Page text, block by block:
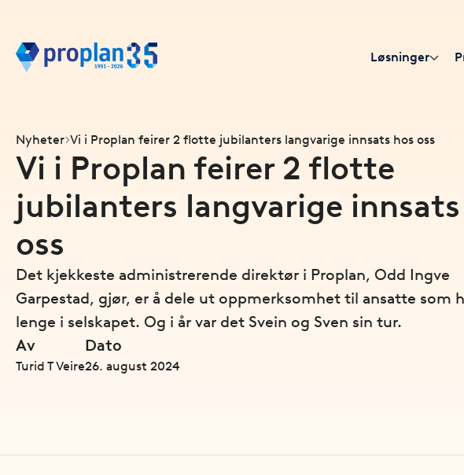
Løsninger
Nyheter Vi i Proplan feirer 2 flotte jubilanters langvarige innsats hos oss
Vi i Proplan feirer 2 flotte
jubilanters langvarige
oss
Det kjekkeste administrerende direktør i Proplan, Odd Ingve
Garpestad, gjør, er å dele ut oppmerksomhet til ansatte som
lenge i selskapet. Og i år var det Svein og Sven sin tur.
Av
Turid T Veire
Dato
26. august 2024